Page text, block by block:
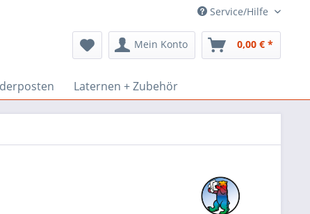
Service/Hilfe
Mein Konto 0,00 € *
Laternen + Zubehör